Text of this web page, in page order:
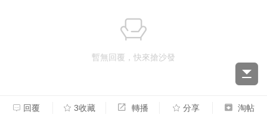
暫無回覆，快來搶沙發
回覆 3收藏 轉播 分享 淘帖